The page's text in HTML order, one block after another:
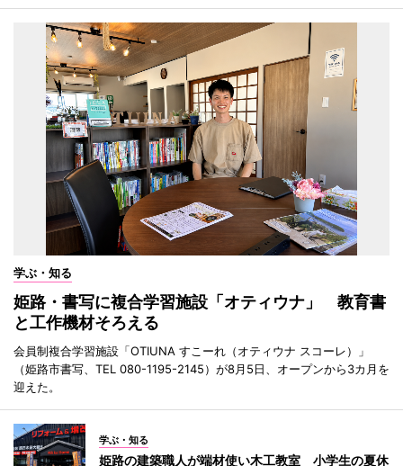
学ぶ・知る
姫路・書写に複合学習施設「オティウナ」 教育書
と工作機材そろえる
会員制複合学習施設「OTIUNA すこーれ（オティウナ スコーレ）」
（姫路市書写、TEL 080-1195-2145）が8月5日、オープンから3カ月を
迎えた。
学ぶ・知る
姫路の建築職人が端材使い木工教室 小学生の夏休